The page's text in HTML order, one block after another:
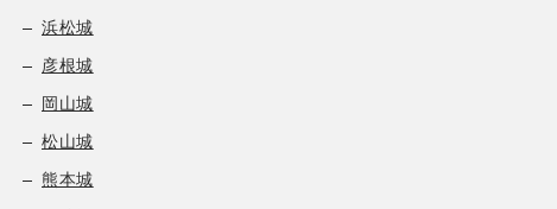
浜松城
彦根城
岡山城
松山城
熊本城